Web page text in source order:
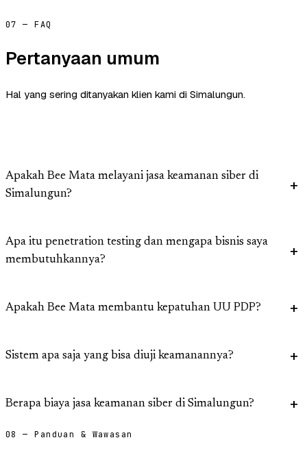
07 — FAQ
Pertanyaan umum
Hal yang sering ditanyakan klien kami di Simalungun.
Apakah Bee Mata melayani jasa keamanan siber di
Simalungun?
Apa itu penetration testing dan mengapa bisnis saya
membutuhkannya?
Apakah Bee Mata membantu kepatuhan UU PDP?
Sistem apa saja yang bisa diuji keamanannya?
Berapa biaya jasa keamanan siber di Simalungun?
08 — Panduan & Wawasan